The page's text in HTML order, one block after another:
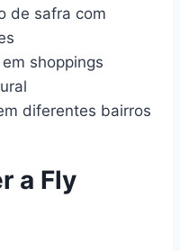
de safra com
shoppings
diferentes bairros
a Fly